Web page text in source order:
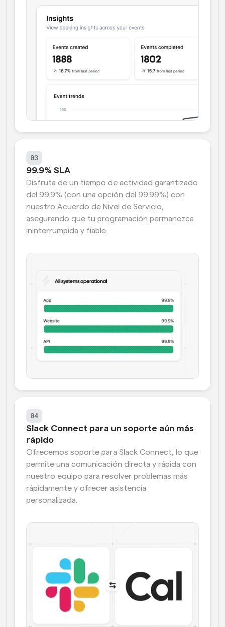
03
99.9% SLA
Disfruta de un tiempo de actividad garantizado
del 99.9% (con una opción del 99.99%) con
nuestro Acuerdo de Nivel de Servicio,
asegurando que tu programación permanezca
ininterrumpida y fiable.
04
Slack Connect para un soporte aún más
rápido
Ofrecemos soporte para Slack Connect, lo que
permite una comunicación directa y rápida con
nuestro equipo para resolver problemas más
rápidamente y ofrecer asistencia
personalizada.